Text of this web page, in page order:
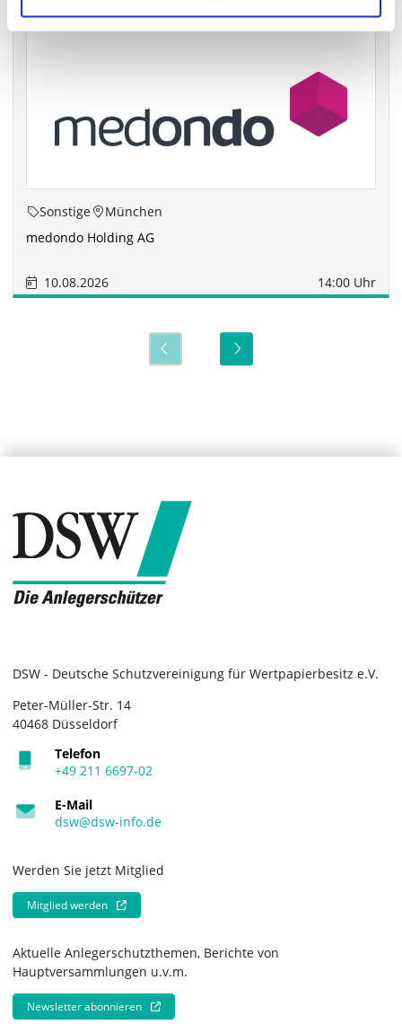
Sonstige
München
medondo Holding AG
10.08.2026 14:00 Uhr
DSW - Deutsche Schutzvereinigung für Wertpapierbesitz e.V.
Peter-Müller-Str. 14
40468 Düsseldorf
Telefon
+49 211 6697-02
E-Mail
dsw@dsw-info.de
Werden Sie jetzt Mitglied
Mitglied werden
Aktuelle Anlegerschutzthemen, Berichte von
Hauptversammlungen u.v.m.
Newsletter abonnieren